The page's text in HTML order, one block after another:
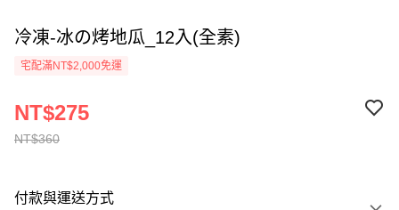
冷凍-冰の烤地瓜_12入(全素)
宅配滿NT$2,000免運
NT$360
NT$275
付款與運送方式